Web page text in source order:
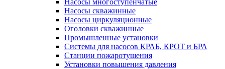
Насосы многоступенчатые
Насосы скважинные
Насосы циркуляционные
Оголовки скважинные
Промышленные установки
Системы для насосов КРАБ, КРОТ и БРА
Станции пожаротушения
Установки повышения давления